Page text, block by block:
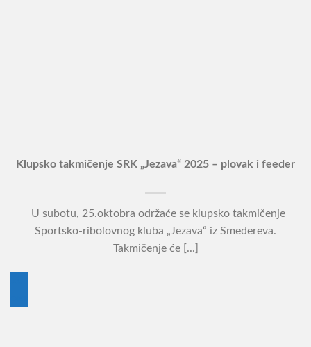
Klupsko takmičenje SRK „Jezava“ 2025 – plovak i feeder
U subotu, 25.oktobra održaće se klupsko takmičenje
Sportsko-ribolovnog kluba „Jezava“ iz Smedereva.
Takmičenje će [...]